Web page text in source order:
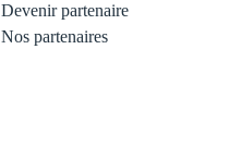
Devenir partenaire
Nos partenaires